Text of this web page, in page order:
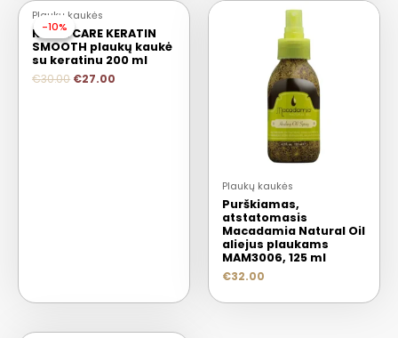
-10%
-10%
Plaukų kaukės
KEUNE CARE KERATIN
SMOOTH plaukų kaukė
su keratinu 200 ml
€30.00 €27.00
Plaukų kaukės
Purškiamas,
atstatomasis
Macadamia Natural Oil
aliejus plaukams
MAM3006, 125 ml
€32.00